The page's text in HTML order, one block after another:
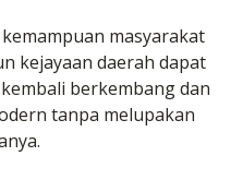
masyarakat
kejayaan daerah dapat
berkembang dan
tanpa melupakan